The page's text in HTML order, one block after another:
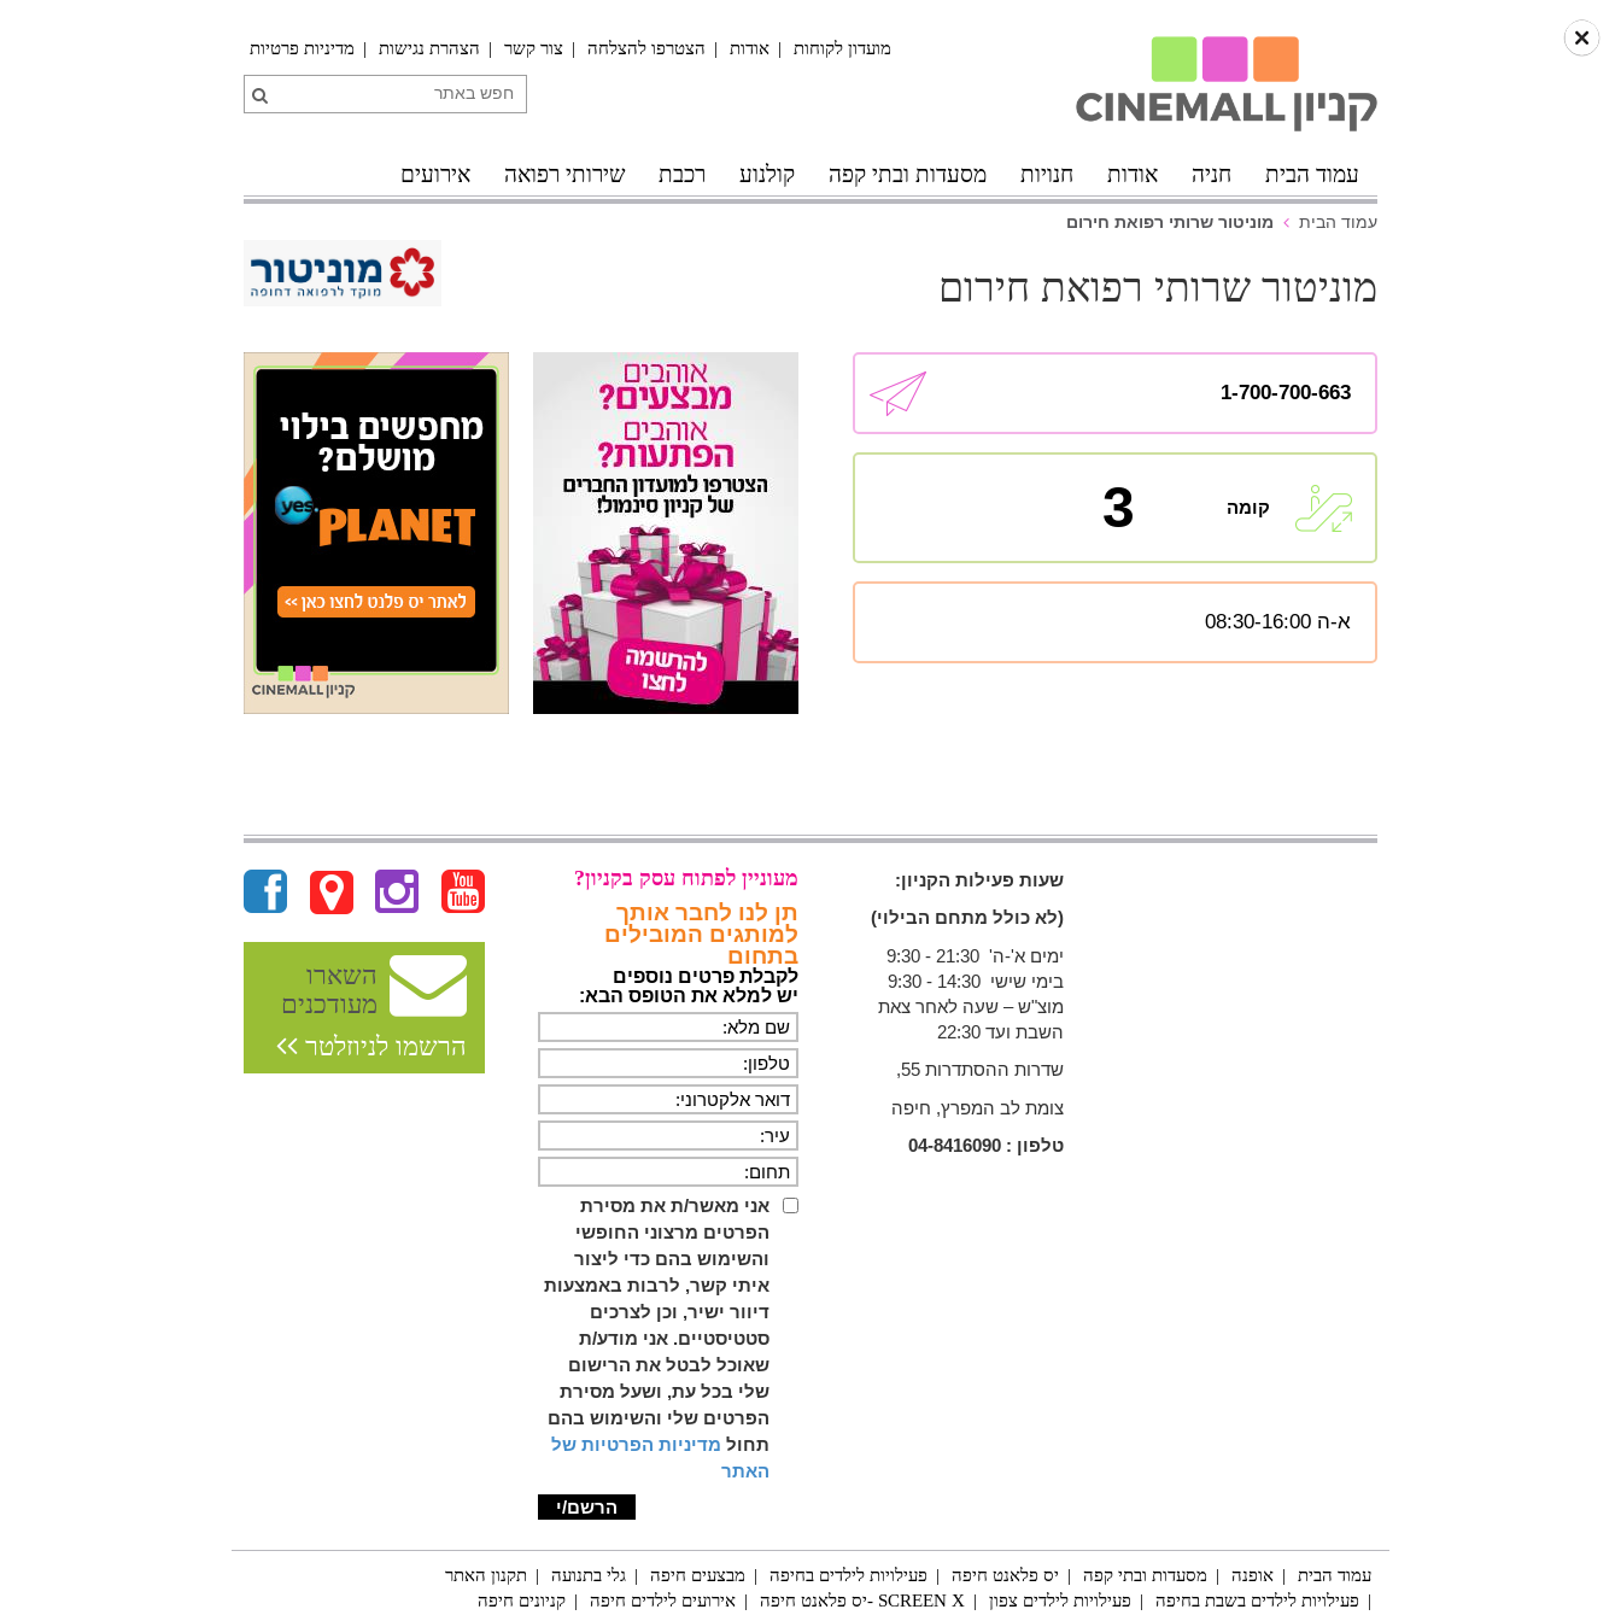
מועדון לקוחות אודות הצטרפו להצלחה צור קשר הצהרת נגישות מדיניות פרטיות
עמוד הבית חניה אודות חנויות מסעדות ובתי קפה קולנוע רכבת שירותי רפואה אירועים
עמוד הבית מוניטור שרותי רפואת חירום
מוניטור שרותי רפואת חירום
1-700-700-663
קומה 3
א-ה 08:30-16:00
שעות פעילות הקניון:
(לא כולל מתחם הבילוי)
ימים א'-ה' 21:30 - 9:30
בימי שישי 14:30 - 9:30
מוצ"ש – שעה לאחר צאת
השבת ועד 22:30
שדרות ההסתדרות 55,
צומת לב המפרץ, חיפה
טלפון : 04-8416090
מעוניין לפתוח עסק בקניון?
תן לנו לחבר אותך
למותגים המובילים
בתחום
לקבלת פרטים נוספים
יש למלא את הטופס הבא:
אני מאשר/ת את מסירת
הפרטים מרצוני החופשי
והשימוש בהם כדי ליצור
איתי קשר, לרבות באמצעות
דיוור ישיר, וכן לצרכים
סטטיסטיים. אני מודע/ת
שאוכל לבטל את הרישום
שלי בכל עת, ושעל מסירת
הפרטים שלי והשימוש בהם
תחול מדיניות הפרטיות של
האתר
השארו
מעודכנים
הרשמו לניוזלטר
עמוד הבית אופנה מסעדות ובתי קפה יס פלאנט חיפה פעילויות לילדים בחיפה מבצעים חיפה גלי בתנועה
תקנון האתר
פעילויות לילדים בשבת בחיפה
פעילויות לילדים צפון SCREEN X -יס פלאנט חיפה אירועים לילדים חיפה קניונים חיפה